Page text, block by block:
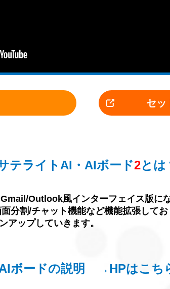
セッ
テライトAI・AIボード2とは
Outlook風インターフェイス版にな
分割/チャット機能など機能拡張してお
ップしていきます。
ボードの説明 →HPはこち